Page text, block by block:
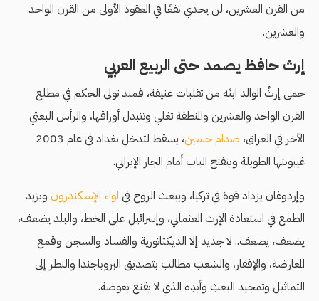
من القرن العشرين، لن يجدي نفعًا في العقود الأولى من القرن الواحد
والعشرين.
إرث حافظ يصمد حتى الربيع العربي
حمى إرثُ الوالد ابنَه من تقلبات عنيفة، فمنذ تولى الحكم في مطلع
القرن الواحد والعشرين والمنطقة تغلي وتتبدل أوراقها، والرأس البعثي
الآخر في العراق، صدام حسين
، يسقط لتدخل بغداد في عام 2003
غيبوبتها الطويلة وينفتح الباب أمام الجار الإيراني.
وإردوغان يزداد قوة في تركيا، ويبعث الروح في لواء الإسكندرون ويزيد
الطمع في استعادة الإرث العثماني، وإسرائيل على الخط، والبلد يضعف،
يضعف، يضعف.. لا جديد إلا الديكتاتورية والفساد والسجن وقمع
المعارضة، والإفقار، والشعب مطالب بتصديق البروباجندا والنظر إلى
التماثيل وتمجيد البعثِ وأبدِه الذي لا يقنع بعوضة.